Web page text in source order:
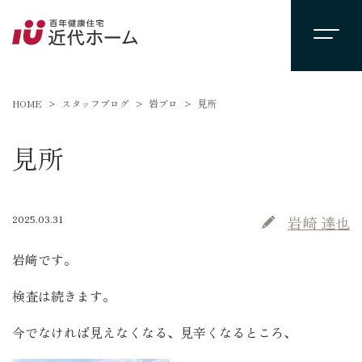
HOME スタッフブログ 岩ブロ 見所
見所
2025.03.31 岩崎 達也
岩﨑です。
検査は続きます。
今でなければ見えなくなる、見辛くなるところ、